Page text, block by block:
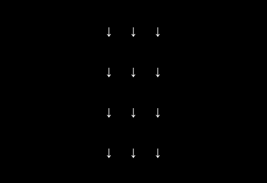
↓ ↓ ↓
↓ ↓ ↓
↓ ↓ ↓
↓ ↓ ↓